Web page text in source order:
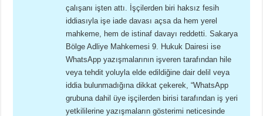
çalışanı işten attı. İşçilerden biri haksız fesih
iddiasıyla işe iade davası açsa da hem yerel
mahkeme, hem de istinaf davayı reddetti. Sakarya
Bölge Adliye Mahkemesi 9. Hukuk Dairesi ise
WhatsApp yazışmalarının işveren tarafından hile
veya tehdit yoluyla elde edildiğine dair delil veya
iddia bulunmadığına dikkat çekerek, “WhatsApp
grubuna dahil üye işçilerden birisi tarafından iş yeri
yetkililerine yazışmaların gösterimi neticesinde